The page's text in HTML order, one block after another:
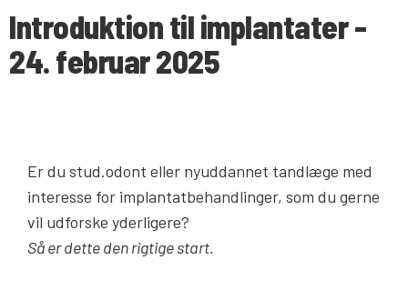
Introduktion til implantater -
24. februar 2025
Er du stud.odont eller nyuddannet tandlæge med
interesse for implantatbehandlinger, som du gerne
vil udforske yderligere?
Så er dette den rigtige start.